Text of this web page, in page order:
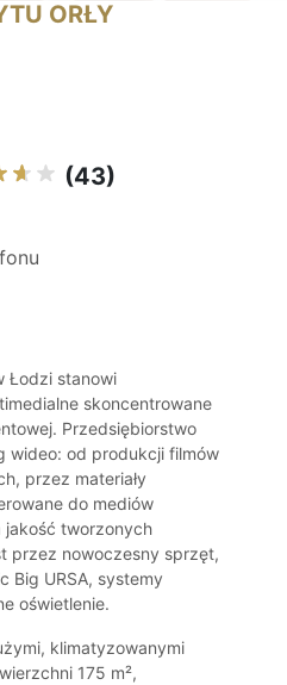
ORŁY
(43)
Łodzi stanowi
skoncentrowane
Przedsiębiorstwo
wideo: od produkcji filmów
przez materiały
do mediów
jakość tworzonych
przez nowoczesny sprzęt,
Big URSA, systemy
oświetlenie.
klimatyzowanymi
175 m²,